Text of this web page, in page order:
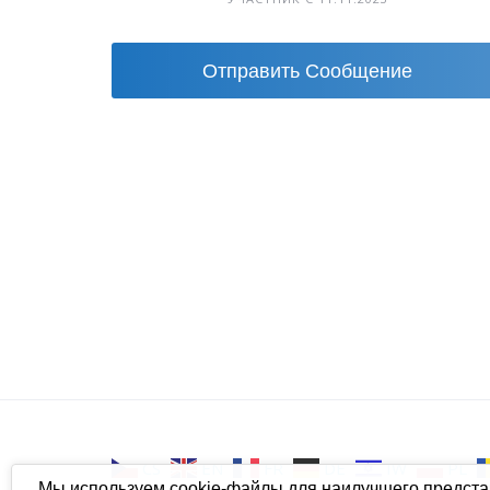
Отправить Сообщение
CS EN FR DE IW PL